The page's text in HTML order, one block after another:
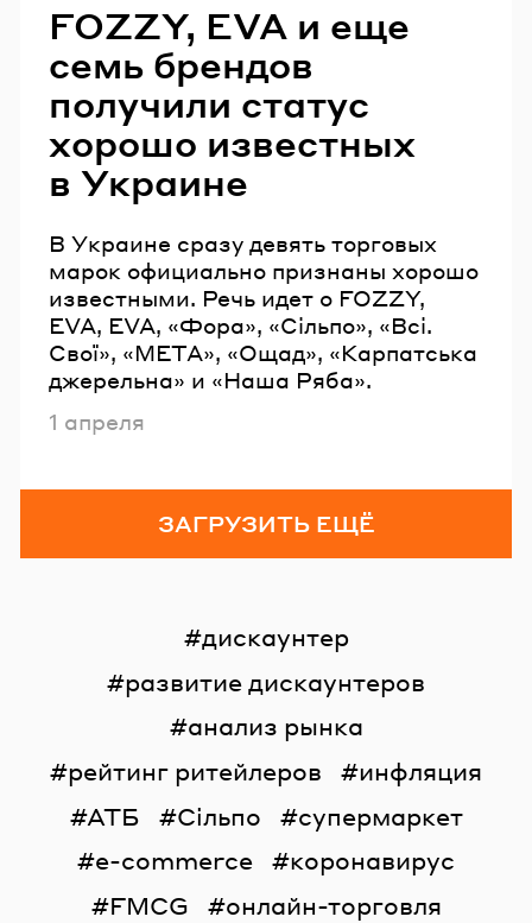
FOZZY, EVA и еще
семь брендов
получили статус
хорошо известных
в Украине
В Украине сразу девять торговых
марок официально признаны хорошо
известными. Речь идет о FOZZY,
EVA, EVA, «Фора», «Сільпо», «Всі.
Свої», «МЕТА», «Ощад», «Карпатська
джерельна» и «Наша Ряба».
Опубликовано
1 апреля
ЗАГРУЗИТЬ ЕЩЁ
дискаунтер
развитие дискаунтеров
анализ рынка
рейтинг ритейлеров
инфляция
АТБ
Сільпо
супермаркет
e-commerce
коронавирус
FMCG
онлайн-торговля